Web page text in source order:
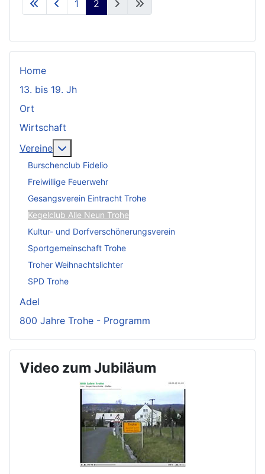
Home
13. bis 19. Jh
Ort
Wirtschaft
Vereine
Burschenclub Fidelio
Freiwillige Feuerwehr
Gesangsverein Eintracht Trohe
Kegelclub Alle Neun Trohe
Kultur- und Dorfverschönerungsverein
Sportgemeinschaft Trohe
Troher Weihnachtslichter
SPD Trohe
Adel
800 Jahre Trohe - Programm
Video zum Jubiläum
1 2